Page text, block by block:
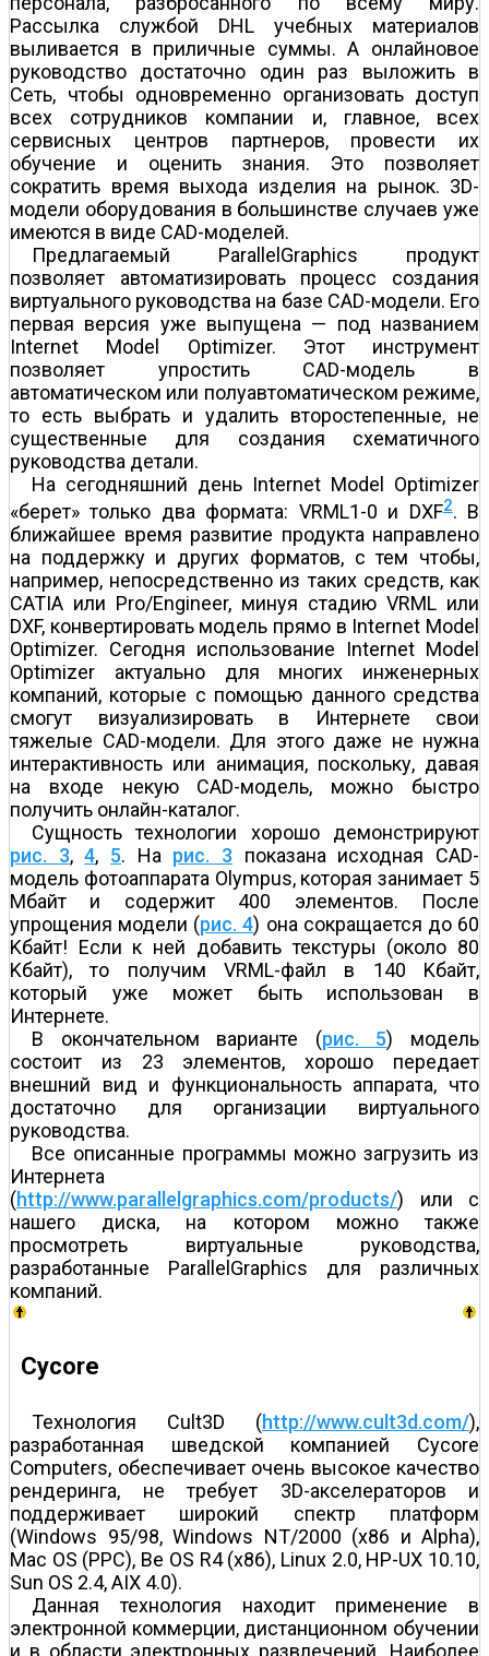
Рассылка службой DHL учебных материалов
выливается в приличные суммы. А онлайновое
руководство достаточно один раз выложить в
Сеть, чтобы одновременно организовать доступ
всех сотрудников компании и, главное, всех
сервисных центров партнеров, провести их
обучение и оценить знания. Это позволяет
сократить время выхода изделия на рынок. 3D-
модели оборудования в большинстве случаев уже
имеются в виде CAD-моделей.
Предлагаемый ParallelGraphics продукт
позволяет автоматизировать процесс создания
виртуального руководства на базе CAD-модели. Его
первая версия уже выпущена — под названием
Internet Model Optimizer. Этот инструмент
позволяет упростить CAD-модель в
автоматическом или полуавтоматическом режиме,
то есть выбрать и удалить второстепенные, не
существенные для создания схематичного
руководства детали.
На сегодняшний день Internet Model Optimizer
«берет» только два формата: VRML1-0 и DXF2. В
ближайшее время развитие продукта направлено
на поддержку и других форматов, с тем чтобы,
например, непосредственно из таких средств, как
CATIA или Pro/Engineer, минуя стадию VRML или
DXF, конвертировать модель прямо в Internet Model
Optimizer. Сегодня использование Internet Model
Optimizer актуально для многих инженерных
компаний, которые с помощью данного средства
смогут визуализировать в Интернете свои
тяжелые CAD-модели. Для этого даже не нужна
интерактивность или анимация, поскольку, давая
на входе некую CAD-модель, можно быстро
получить онлайн-каталог.
Сущность технологии хорошо демонстрируют
рис. 3,4, 5. На рис. 3 показана исходная CAD-
модель фотоаппарата Olympus, которая занимает 5
Мбайт и содержит 400 элементов. После
упрощения модели (рис. 4) она сокращается до 60
Kбайт! Если к ней добавить текстуры (около 80
Kбайт), то получим VRML-файл в 140 Kбайт,
который уже может быть использован в
Интернете.
В окончательном варианте (рис. 5) модель
состоит из 23 элементов, хорошо передает
внешний вид и функциональность аппарата, что
достаточно для организации виртуального
руководства.
Все описанные программы можно загрузить из
Интернета
(http://www.parallelgraphics.com/products/) или с
нашего диска, на котором можно также
просмотреть виртуальные руководства,
разработанные ParallelGraphics для различных
компаний.
Cycore
Технология Cult3D (http://www.cult3d.com/),
разработанная шведской компанией Cycore
Computers, обеспечивает очень высокое качество
рендеринга, не требует 3D-акселераторов и
поддерживает широкий спектр платформ
(Windows 95/98, Windows NT/2000 (x86 и Alpha),
Mac OS (PPC), Be OS R4 (x86), Linux 2.0, HP-UX 10.10,
Sun OS 2.4, AIX 4.0).
Данная технология находит применение в
электронной коммерции, дистанционном обучении